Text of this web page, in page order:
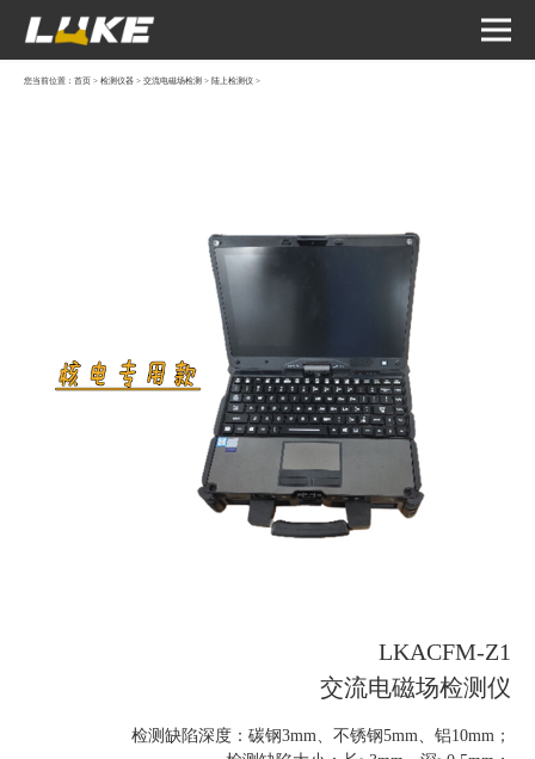
您当前位置： 首页 > 检测仪器 > 交流电磁场检测 > 陆上检测仪 >
LKACFM-Z1
交流电磁场检测仪
检测缺陷深度：碳钢3mm、不锈钢5mm、铝10mm；